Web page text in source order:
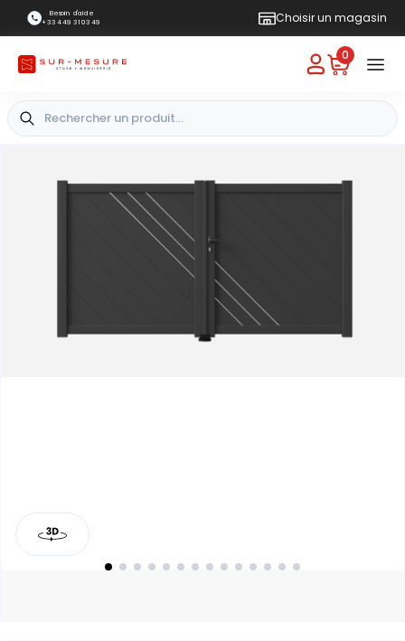
Besoin d'aide
+33 4 49 31 03 49
Choisir un magasin
0
Vue extérieure